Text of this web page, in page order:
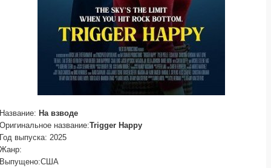
Название: На взводе
Оригинальное название:Trigger Happy
Год выпуска: 2025
Жанр:
Выпущено:США